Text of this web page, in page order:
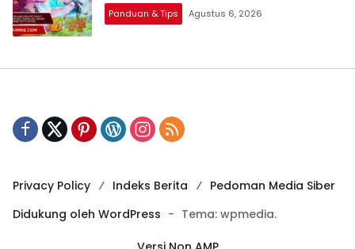
Panduan & Tips Agustus 6, 2026
Privacy Policy Indeks Berita
Pedoman Media Siber
Didukung oleh WordPress - Tema: wpmedia.